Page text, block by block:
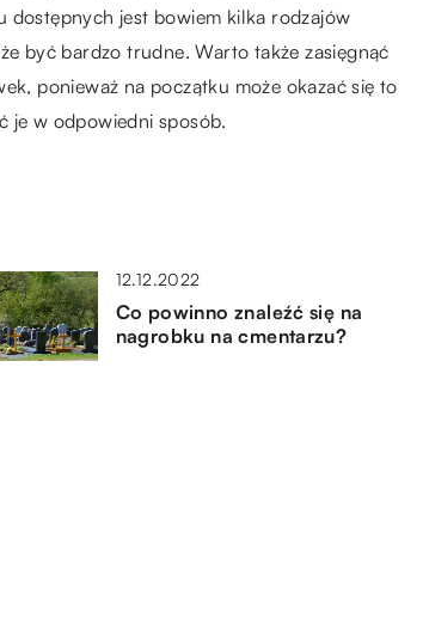
dostępnych jest bowiem kilka rodzajów
być bardzo trudne. Warto także zasięgnąć
ponieważ na początku może okazać się to
je w odpowiedni sposób.
12.12.2022
Co powinno znaleźć się na
nagrobku na cmentarzu?